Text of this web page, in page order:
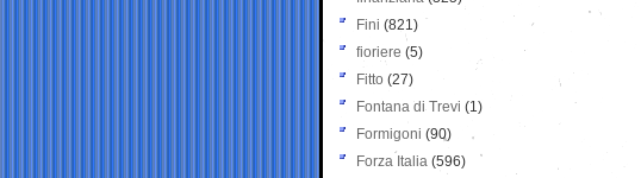
Fini (821)
fioriere (5)
Fitto (27)
Fontana di Trevi (1)
Formigoni (90)
Forza Italia (596)